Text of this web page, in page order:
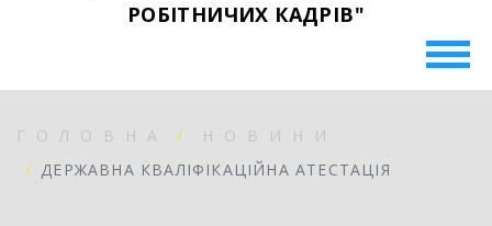
РОБІТНИЧИХ КАДРІВ"
ГОЛОВНА
НОВИНИ
ДЕРЖАВНА КВАЛІФІКАЦІЙНА АТЕСТАЦІЯ